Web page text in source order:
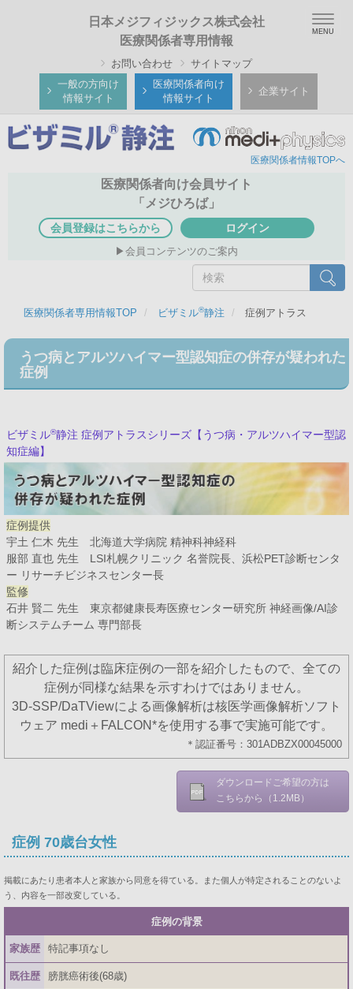
ツ
日本メジフィジックス株式会社
医療関係者専用情報
お問い合わせ
サイトマップ
一般の方向け
情報サイト
医療関係者向け
情報サイト
企業サイト
医療関係者情報TOPへ
医療関係者向け会員サイト
「メジひろば」
会員登録はこちらから ログイン
会員コンテンツのご案内
索
検索
医療関係者専用情報TOP ビザミル®静注 症例アトラス
うつ病とアルツハイマー型認知症の併存が疑われた
症例
ビザミル®静注 症例アトラスシリーズ【うつ病・アルツハイマー型認
知症編】
症例提供
宇土 仁木 先生 北海道大学病院 精神科神経科
服部 直也 先生 LSI札幌クリニック 名誉院長、浜松PET診断センタ
ー リサーチビジネスセンター長
監修
石井 賢二 先生 東京都健康長寿医療センター研究所 神経画像/AI診
断システムチーム 専門部長
紹介した症例は臨床症例の一部を紹介したもので、全ての
症例が同様な結果を示すわけではありません。
3D-SSP/DaTViewによる画像解析は核医学画像解析ソフト
ウェア medi＋FALCON*を使用する事で実施可能です。
＊認証番号：301ADBZX00045000
ダウンロードご希望の方は
こちらから（1.2MB）
症例 70歳台女性
掲載にあたり患者本人と家族から同意を得ている。また個人が特定されることのないよ
う、内容を一部改変している。
症例の背景
家族歴 特記事項なし
既往歴 膀胱癌術後(68歳)